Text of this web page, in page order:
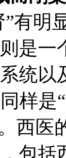
”有
是
统以
样是
西
包